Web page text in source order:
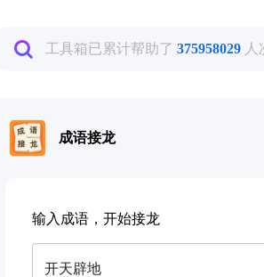
工具箱已累计帮助了 375958029 人
成语接龙
输入成语，开始接龙